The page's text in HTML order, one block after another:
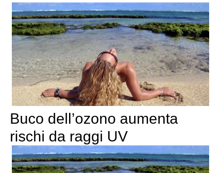
Buco dell’ozono aumenta
rischi da raggi UV